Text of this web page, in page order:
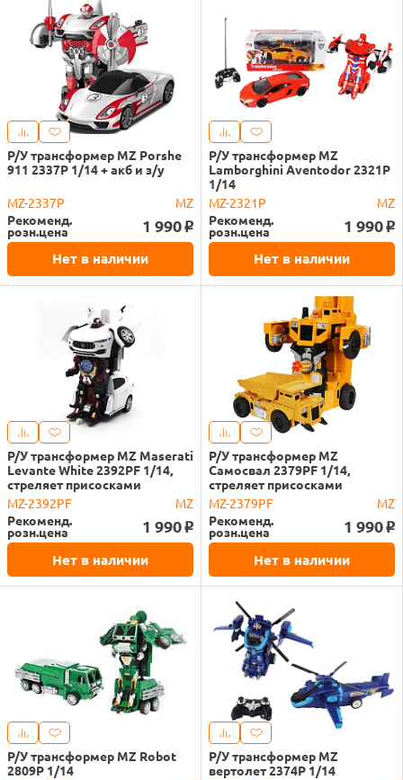
Р/У трансформер MZ Porshe
911 2337P 1/14 + акб и з/у
MZ-2337P
MZ
Рекоменд.
розн.цена 1 990 o
Нет в наличии
Р/У трансформер MZ
Lamborghini Aventodor 2321P
1/14
MZ-2321P
MZ
Рекоменд.
розн.цена 1 990 o
Нет в наличии
Р/У трансформер MZ Maserati
Levante White 2392PF 1/14,
стреляет присосками
MZ-2392PF
MZ
Рекоменд.
розн.цена 1 990 o
Нет в наличии
Р/У трансформер MZ
Самосвал 2379PF 1/14,
стреляет присосками
MZ-2379PF
MZ
Рекоменд.
розн.цена 1 990 o
Нет в наличии
Р/У трансформер MZ Robot
2809P 1/14
Р/У трансформер MZ
вертолет 2374P 1/14